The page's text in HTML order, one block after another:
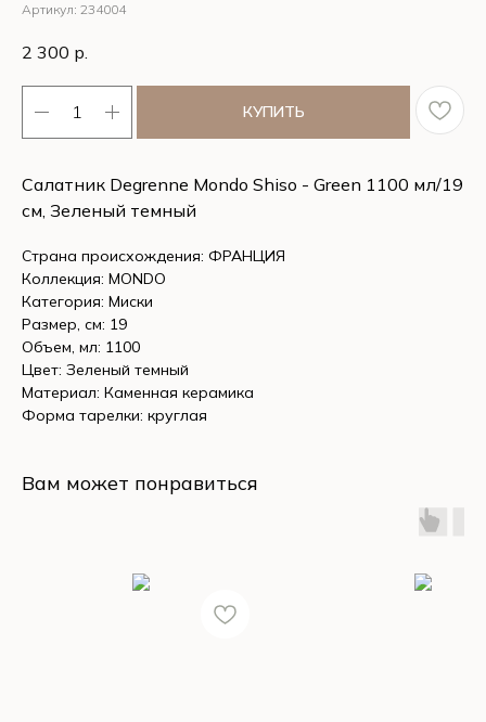
Артикул: 234004
2 300 р.
КУПИТЬ
Салатник Degrenne Mondo Shiso - Green 1100 мл/19
см, Зеленый темный
Страна происхождения: ФРАНЦИЯ
Коллекция: MONDO
Категория: Миски
Размер, см: 19
Объем, мл: 1100
Цвет: Зеленый темный
Материал: Каменная керамика
Форма тарелки: круглая
Вам может понравиться